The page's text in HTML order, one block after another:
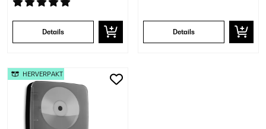
Details Details
HERVERPAKT